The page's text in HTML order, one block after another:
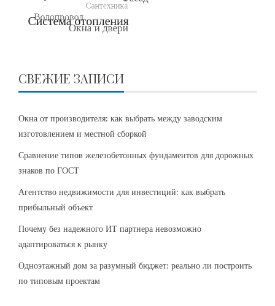
СВЕЖИЕ ЗАПИСИ
Окна от производителя: как выбрать между заводским
изготовлением и местной сборкой
Сравнение типов железобетонных фундаментов для дорожных
знаков по ГОСТ
Агентство недвижимости для инвестиций: как выбрать
прибыльный объект
Почему без надежного ИТ партнера невозможно
адаптироваться к рынку
Одноэтажный дом за разумный бюджет: реально ли построить
по типовым проектам